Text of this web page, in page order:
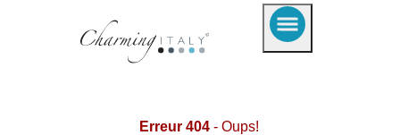
Erreur 404 - Oups!